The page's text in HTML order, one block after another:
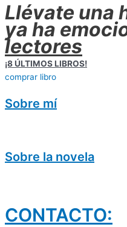
Llévate una
ya ha
lectores
¡8 ÚLTIMOS LIBROS!
comprar libro
Sobre mí
Sobre la novela
CONTACTO: